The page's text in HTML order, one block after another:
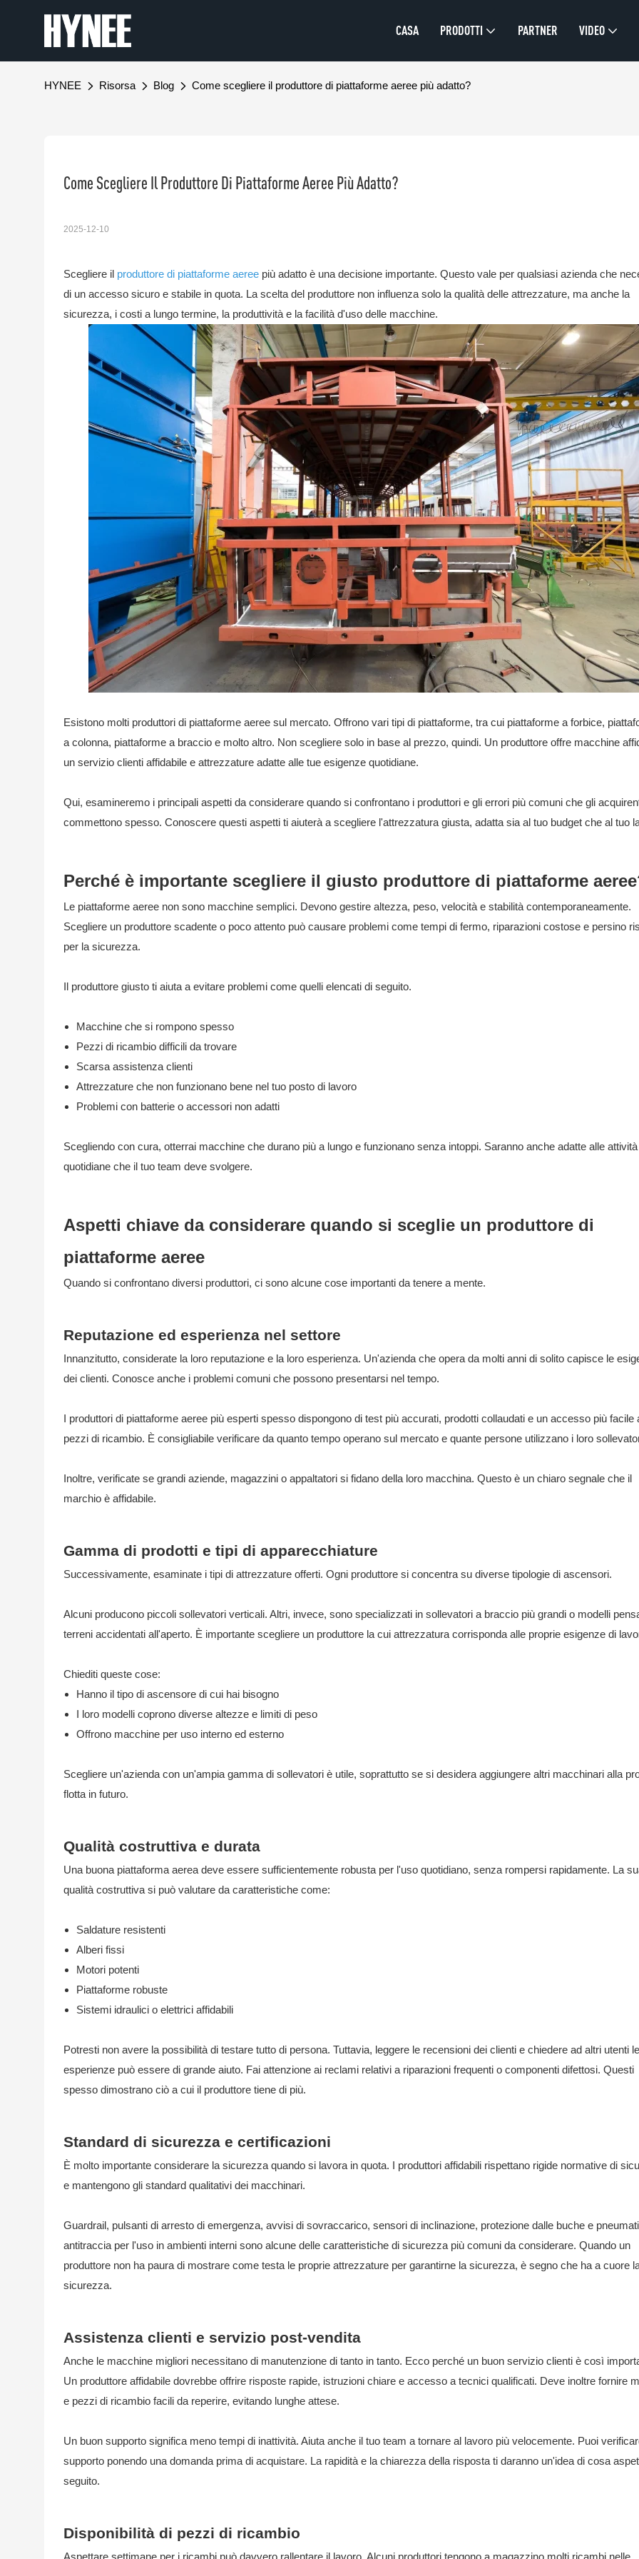
CASA PRODOTTI PARTNER VIDEO
HYNEE Risorsa Blog Come scegliere il produttore di piattaforme aeree più adatto?
Come Scegliere Il Produttore Di Piattaforme Aeree Più Adatto?
2025-12-10
Scegliere il produttore di piattaforme aereepiù adatto è una decisione importante. Questo vale per qualsiasi azienda che
di un accesso sicuro e stabile in quota. La scelta del produttore non influenza solo la qualità delle attrezzature, ma anche la
sicurezza, i costi a lungo termine, la produttività e la facilità d'uso delle macchine.
Esistono molti produttori di piattaforme aeree sul mercato. Offrono vari tipi di piattaforme, tra cui piattaforme a forbice,
a colonna, piattaforme a braccio e molto altro. Non scegliere solo in base al prezzo, quindi. Un produttore offre macchine
un servizio clienti affidabile e attrezzature adatte alle tue esigenze quotidiane.
Qui, esamineremo i principali aspetti da considerare quando si confrontano i produttori e gli errori più comuni che gli
commettono spesso. Conoscere questi aspetti ti aiuterà a scegliere l'attrezzatura giusta, adatta sia al tuo budget che al tuo
Perché è importante scegliere il giusto produttore di piattaforme
Le piattaforme aeree non sono macchine semplici. Devono gestire altezza, peso, velocità e stabilità contemporaneamente.
Scegliere un produttore scadente o poco attento può causare problemi come tempi di fermo, riparazioni costose e persino
per la sicurezza.
Il produttore giusto ti aiuta a evitare problemi come quelli elencati di seguito.
Macchine che si rompono spesso
Pezzi di ricambio difficili da trovare
Scarsa assistenza clienti
Attrezzature che non funzionano bene nel tuo posto di lavoro
Problemi con batterie o accessori non adatti
Scegliendo con cura, otterrai macchine che durano più a lungo e funzionano senza intoppi. Saranno anche adatte alle attività
quotidiane che il tuo team deve svolgere.
Aspetti chiave da considerare quando si sceglie un produttore di
piattaforme aeree
Quando si confrontano diversi produttori, ci sono alcune cose importanti da tenere a mente.
Reputazione ed esperienza nel settore
Innanzitutto, considerate la loro reputazione e la loro esperienza. Un'azienda che opera da molti anni di solito capisce le
dei clienti. Conosce anche i problemi comuni che possono presentarsi nel tempo.
I produttori di piattaforme aeree più esperti spesso dispongono di test più accurati, prodotti collaudati e un accesso più facile
pezzi di ricambio. È consigliabile verificare da quanto tempo operano sul mercato e quante persone utilizzano i loro
Inoltre, verificate se grandi aziende, magazzini o appaltatori si fidano della loro macchina. Questo è un chiaro segnale che il
marchio è affidabile.
Gamma di prodotti e tipi di apparecchiature
Successivamente, esaminate i tipi di attrezzature offerti. Ogni produttore si concentra su diverse tipologie di ascensori.
Alcuni producono piccoli sollevatori verticali. Altri, invece, sono specializzati in sollevatori a braccio più grandi o modelli
terreni accidentati all'aperto. È importante scegliere un produttore la cui attrezzatura corrisponda alle proprie esigenze di
Chiediti queste cose:
Hanno il tipo di ascensore di cui hai bisogno
I loro modelli coprono diverse altezze e limiti di peso
Offrono macchine per uso interno ed esterno
Scegliere un'azienda con un'ampia gamma di sollevatori è utile, soprattutto se si desidera aggiungere altri macchinari alla
flotta in futuro.
Qualità costruttiva e durata
Una buona piattaforma aerea deve essere sufficientemente robusta per l'uso quotidiano, senza rompersi rapidamente. La
qualità costruttiva si può valutare da caratteristiche come:
Saldature resistenti
Alberi fissi
Motori potenti
Piattaforme robuste
Sistemi idraulici o elettrici affidabili
Potresti non avere la possibilità di testare tutto di persona. Tuttavia, leggere le recensioni dei clienti e chiedere ad altri utenti
esperienze può essere di grande aiuto. Fai attenzione ai reclami relativi a riparazioni frequenti o componenti difettosi. Questi
spesso dimostrano ciò a cui il produttore tiene di più.
Standard di sicurezza e certificazioni
È molto importante considerare la sicurezza quando si lavora in quota. I produttori affidabili rispettano rigide normative di
e mantengono gli standard qualitativi dei macchinari.
Guardrail, pulsanti di arresto di emergenza, avvisi di sovraccarico, sensori di inclinazione, protezione dalle buche e
antitraccia per l'uso in ambienti interni sono alcune delle caratteristiche di sicurezza più comuni da considerare. Quando un
produttore non ha paura di mostrare come testa le proprie attrezzature per garantirne la sicurezza, è segno che ha a cuore
sicurezza.
Assistenza clienti e servizio post-vendita
Anche le macchine migliori necessitano di manutenzione di tanto in tanto. Ecco perché un buon servizio clienti è così
Un produttore affidabile dovrebbe offrire risposte rapide, istruzioni chiare e accesso a tecnici qualificati. Deve inoltre fornire
e pezzi di ricambio facili da reperire, evitando lunghe attese.
Un buon supporto significa meno tempi di inattività. Aiuta anche il tuo team a tornare al lavoro più velocemente. Puoi
supporto ponendo una domanda prima di acquistare. La rapidità e la chiarezza della risposta ti daranno un'idea di cosa
seguito.
Disponibilità di pezzi di ricambio
Aspettare settimane per i ricambi può davvero rallentare il lavoro. Alcuni produttori tengono a magazzino molti ricambi nelle